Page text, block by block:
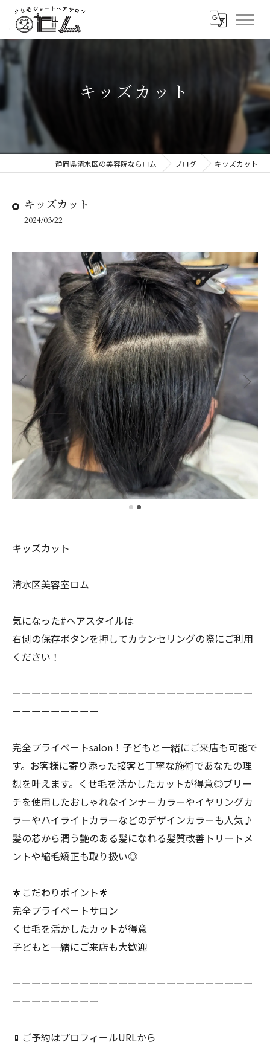
キッズカット
静岡県清水区の美容院ならロム ブログ キッズカット
キッズカット
2024/03/22
キッズカット
清水区美容室ロム
気になった#ヘアスタイルは
右側の保存ボタンを押してカウンセリングの際にご利用
ください！
ーーーーーーーーーーーーーーーーーーーーーーーーー
ーーーーーーーーー
完全プライベートsalon！子どもと一緒にご来店も可能で
す。お客様に寄り添った接客と丁寧な施術であなたの理
想を叶えます。くせ毛を活かしたカットが得意◎ブリー
チを使用したおしゃれなインナーカラーやイヤリングカ
ラーやハイライトカラーなどのデザインカラーも人気♪
髪の芯から潤う艶のある髪になれる髪質改善トリートメ
ントや縮毛矯正も取り扱い◎
🌟こだわりポイント🌟
完全プライベートサロン
くせ毛を活かしたカットが得意
子どもと一緒にご来店も大歓迎
ーーーーーーーーーーーーーーーーーーーーーーーーー
ーーーーーーーーー
📱ご予約はプロフィールURLから